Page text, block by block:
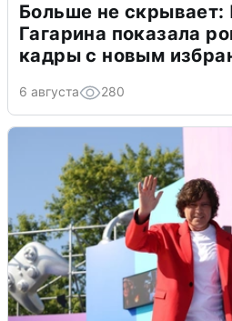
Больше не скрывает:
Гагарина показала
кадры с новым
6 августа 280